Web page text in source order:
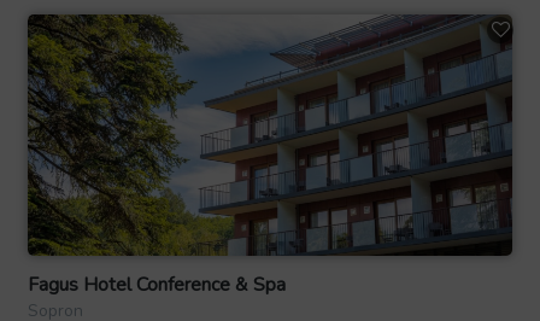
Fagus Hotel Conference & Spa
Sopron